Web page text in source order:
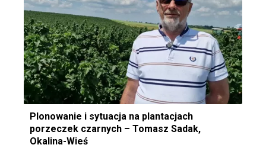
Plonowanie i sytuacja na plantacjach
porzeczek czarnych – Tomasz Sadak,
Okalina-Wieś